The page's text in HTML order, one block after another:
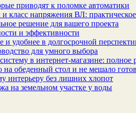
приводят к поломке автоматики
напряжения ВЛ:
решение для вашего проекта
и эффективности
и удобнее в долгосрочной
для умного выбора
в интернет‑магазине: полное
на обеденный стол и не мешало
интерьеру без лишних хлопот
на земельном участке у воды